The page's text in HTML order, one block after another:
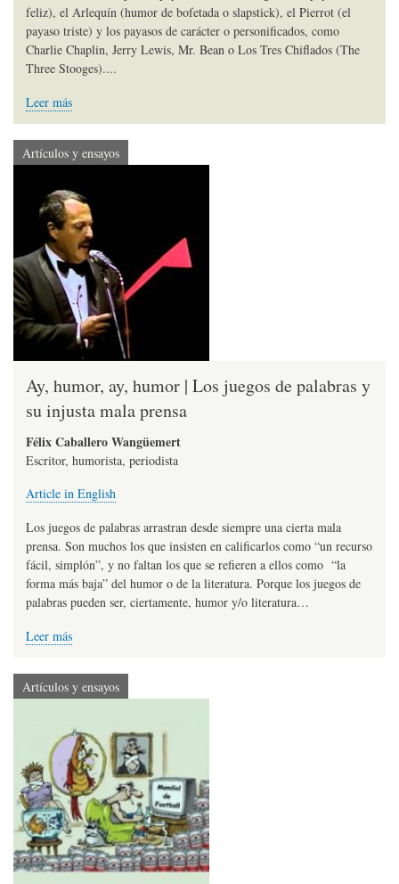
feliz), el Arlequín (humor de bofetada o slapstick), el Pierrot (el
payaso triste) y los payasos de carácter o personificados, como
Charlie Chaplin, Jerry Lewis, Mr. Bean o Los Tres Chiflados (The
Three Stooges)....
Leer más
Artículos y ensayos
Ay, humor, ay, humor | Los juegos de palabras y
su injusta mala prensa
Félix Caballero Wangüemert
Escritor, humorista, periodista
Article in English
Los juegos de palabras arrastran desde siempre una cierta mala
prensa. Son muchos los que insisten en calificarlos como “un recurso
fácil, simplón”, y no faltan los que se refieren a ellos como “la
forma más baja” del humor o de la literatura. Porque los juegos de
palabras pueden ser, ciertamente, humor y/o literatura…
Leer más
Artículos y ensayos